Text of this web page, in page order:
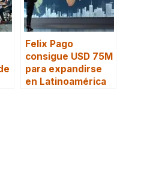
Felix Pago
consigue USD 75M
para expandirse
en Latinoamérica